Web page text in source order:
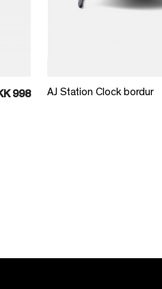
998 AJ Station Clock bordur